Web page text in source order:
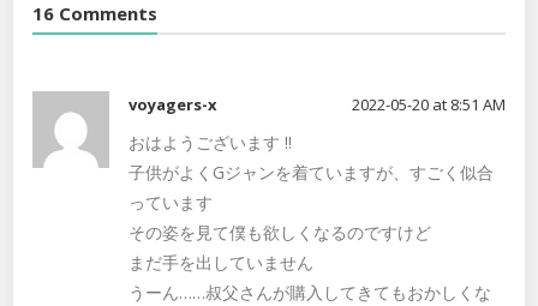
16 Comments
voyagers-x 2022-05-20 at 8:51 AM
おはようございます ‼️
子供がよくGジャンを着ていますが、すごく似合
っています
その姿を見て僕も欲しくなるのですけど
まだ手を出していません
うーん……叔父さんが購入してきてもおかしくな